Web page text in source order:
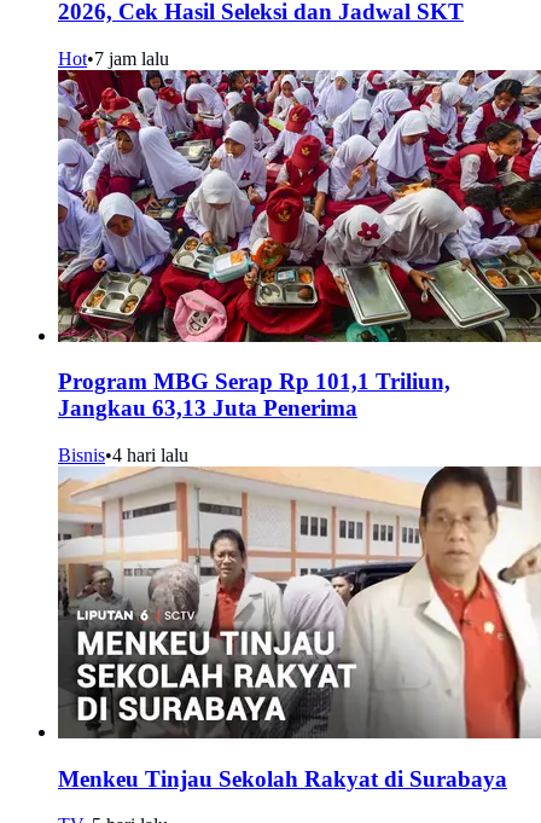
2026, Cek Hasil Seleksi dan Jadwal SKT
Hot•7 jam lalu
Program MBG Serap Rp 101,1 Triliun,
Jangkau 63,13 Juta Penerima
Bisnis•4 hari lalu
Menkeu Tinjau Sekolah Rakyat di Surabaya